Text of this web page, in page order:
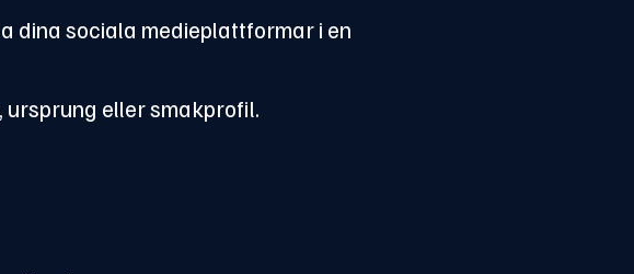
dina sociala medieplattformar i en
ursprung eller smakprofil.